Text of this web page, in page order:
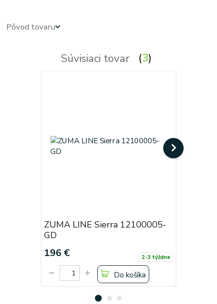
Pôvod tovaru
Súvisiaci tovar 3
ZUMA LINE Sierra 12100005-
GD
196 € 2-3 týždne
Do košíka